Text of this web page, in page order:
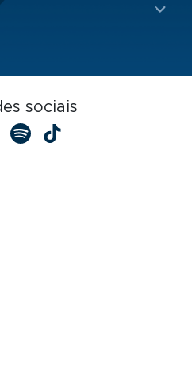
sociais
YouTube
Spotify